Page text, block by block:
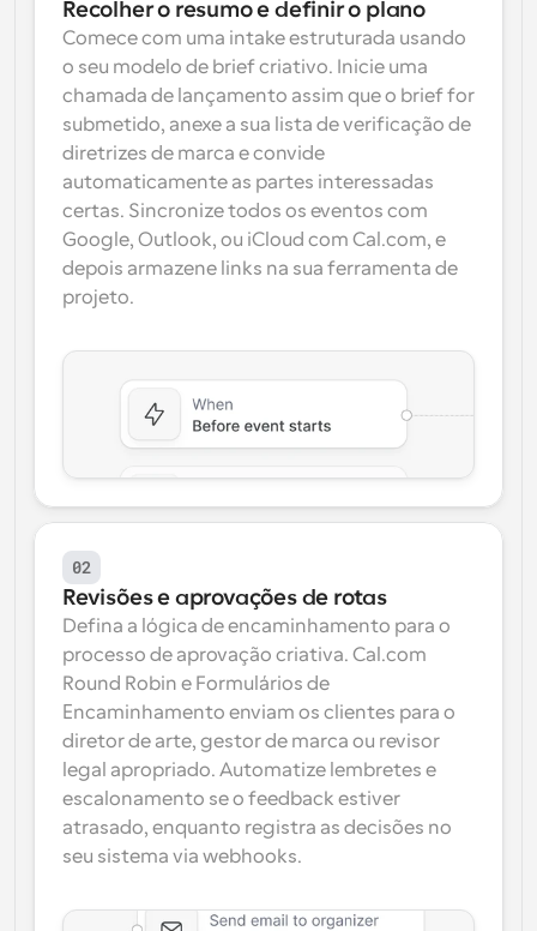
Recolher o resumo e definir o plano
Comece com uma intake estruturada usando
o seu modelo de brief criativo. Inicie uma
chamada de lançamento assim que o brief for
submetido, anexe a sua lista de verificação de
diretrizes de marca e convide
automaticamente as partes interessadas
certas. Sincronize todos os eventos com
Google, Outlook, ou iCloud com Cal.com, e
depois armazene links na sua ferramenta de
projeto.
02
Revisões e aprovações de rotas
Defina a lógica de encaminhamento para o
processo de aprovação criativa. Cal.com
Round Robin e Formulários de
Encaminhamento enviam os clientes para o
diretor de arte, gestor de marca ou revisor
legal apropriado. Automatize lembretes e
escalonamento se o feedback estiver
atrasado, enquanto registra as decisões no
seu sistema via webhooks.